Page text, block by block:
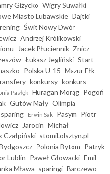
Giżycko Wigry Suwałki
Miasto Lubawskie Dajtki
Świt Nowy Dwór
Andrzej Królikowski
Jacek Płuciennik Znicz
Łukasz Jegliński Start
Polska U-15 Mazur Ełk
konkursy konkurs
Pasłęk Huragan Morąg Pogoń
Gutów Mały Olimpia
sparing Erwin Sak Pasym Piotr
Jarocin Michał
Czałpiński stomil.olsztyn.pl
Polonia Bytom Patryk
Lublin Paweł Głowacki Emil
Mława sparingi Barczewo